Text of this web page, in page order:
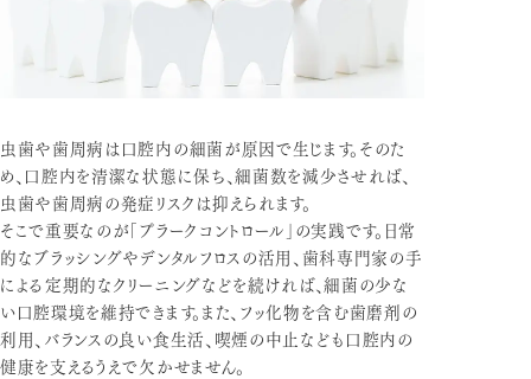
虫歯や歯周病は口腔内の細菌が原因で生じます。そのた
め、口腔内を清潔な状態に保ち、細菌数を減少させれば、
虫歯や歯周病の発症リスクは抑えられます。
そこで重要なのが「プラークコントロール」の実践です。日常
的なブラッシングやデンタルフロスの活用、歯科専門家の手
による定期的なクリーニングなどを続ければ、細菌の少な
い口腔環境を維持できます。また、フッ化物を含む歯磨剤の
利用、バランスの良い食生活、喫煙の中止なども口腔内の
健康を支えるうえで欠かせません。